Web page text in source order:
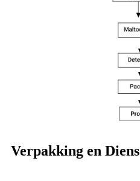
Verpakking en Diens